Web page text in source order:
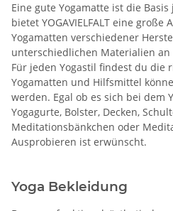
Eine gute Yogamatte ist die
bietet YOGAVIELFALT eine
Yogamatten verschiedener
unterschiedlichen Materialien
Für jeden Yogastil findest du die
Yogamatten und Hilfsmittel
werden. Egal ob es sich bei dem
Yogagurte, Bolster, Decken,
Meditationsbänkchen oder
Ausprobieren ist erwünscht.
Yoga Bekleidung